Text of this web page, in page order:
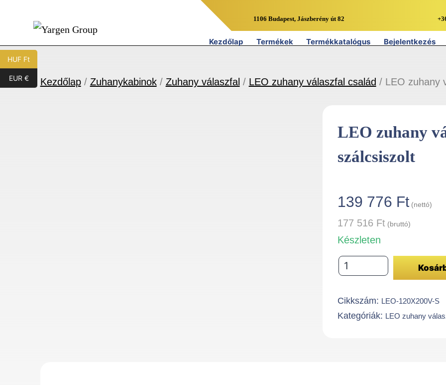
1106 Budapest, Jászberény út 82
Yargen
Group
Kezdőlap Termékek Termékkatalógus Bejelentkezés
Kezdőlap/ Zuhanykabinok/ Zuhany válaszfal / LEO zuhany válaszfal család / LEO zuhany
LEO zuhany
szálcsiszolt
139 776 Ft (nettó)
177 516 Ft (bruttó)
Készleten
LEO
zuhany
120X200
Cikkszám: LEO-120X200V-S
Kategóriák: LEO zuhany
HUF Ft
EUR €